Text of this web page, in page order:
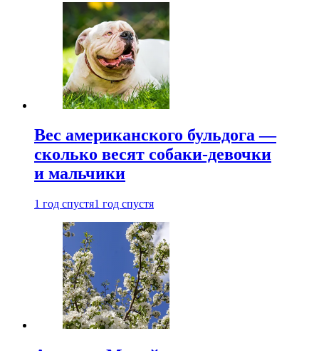
Вес американского бульдога —
сколько весят собаки-девочки
и мальчики
1 год спустя1 год спустя